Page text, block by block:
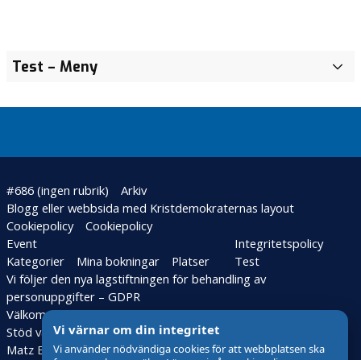
Test – Meny
#686 (ingen rubrik)
Arkiv
Blogg eller webbsida med Kristdemokraternas layout
Cookiepolicy
Cookiepolicy
Event
Kategorier
Mina bokningar Platser
Integritetspolicy
Test
Vi följer den nya lagstiftningen för behandling av
personuppgifter – GDPR
Välkommen till Kristdemokraterna i Kalmar
Stöd vår valfond
Vitsippepriset
Matz Edins donationsfond
Vi värnar om din integritet
Vi använder nödvändiga cookies för att webbplatsen ska